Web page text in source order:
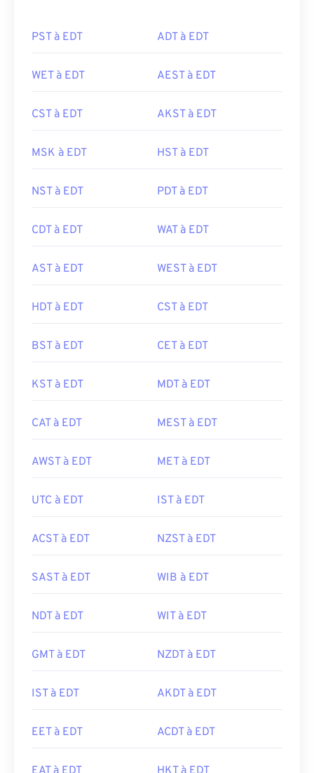
PST à EDT ADT à EDT
WET à EDT AEST à EDT
CST à EDT AKST à EDT
MSK à EDT HST à EDT
NST à EDT PDT à EDT
CDT à EDT WAT à EDT
AST à EDT WEST à EDT
HDT à EDT CST à EDT
BST à EDT CET à EDT
KST à EDT MDT à EDT
CAT à EDT MEST à EDT
AWST à EDT MET à EDT
UTC à EDT IST à EDT
ACST à EDT NZST à EDT
SAST à EDT WIB à EDT
NDT à EDT WIT à EDT
GMT à EDT NZDT à EDT
IST à EDT AKDT à EDT
EET à EDT ACDT à EDT